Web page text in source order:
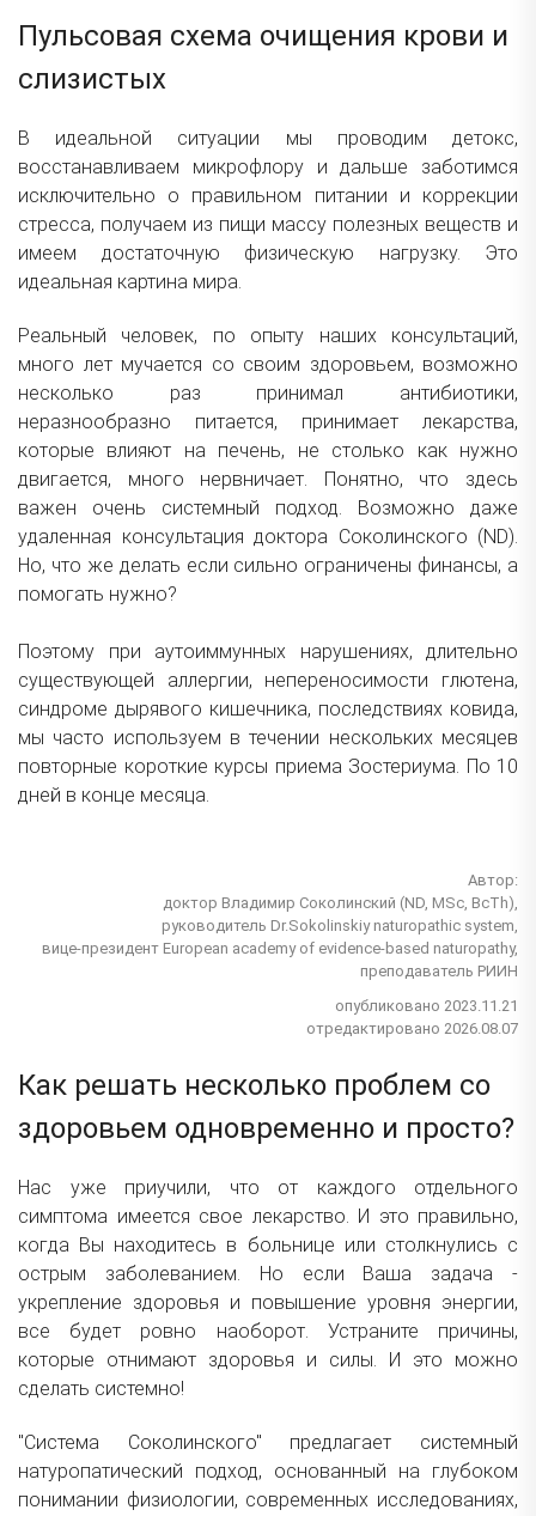
Пульсовая схема очищения крови и
слизистых
В идеальной ситуации мы проводим детокс,
восстанавливаем микрофлору и дальше заботимся
исключительно о правильном питании и коррекции
стресса, получаем из пищи массу полезных веществ и
имеем достаточную физическую нагрузку. Это
идеальная картина мира.
Реальный человек, по опыту наших консультаций,
много лет мучается со своим здоровьем, возможно
несколько раз принимал антибиотики,
неразнообразно питается, принимает лекарства,
которые влияют на печень, не столько как нужно
двигается, много нервничает. Понятно, что здесь
важен очень системный подход. Возможно даже
удаленная консультация доктора Соколинского (ND).
Но, что же делать если сильно ограничены финансы, а
помогать нужно?
Поэтому при аутоиммунных нарушениях, длительно
существующей аллергии, непереносимости глютена,
синдроме дырявого кишечника, последствиях ковида,
мы часто используем в течении нескольких месяцев
повторные короткие курсы приема Зостериума. По 10
дней в конце месяца.
Автор:
доктор Владимир Соколинский (ND, MSc, BcTh),
руководитель Dr.Sokolinskiy naturopathic system,
вице-президент European academy of evidence-based naturopathy,
преподаватель РИИН
опубликовано 2023.11.21
отредактировано 2026.08.07
Как решать несколько проблем со
здоровьем одновременно и просто?
Нас уже приучили, что от каждого отдельного
симптома имеется свое лекарство. И это правильно,
когда Вы находитесь в больнице или столкнулись с
острым заболеванием. Но если Ваша задача -
укрепление здоровья и повышение уровня энергии,
все будет ровно наоборот. Устраните причины,
которые отнимают здоровья и силы. И это можно
сделать системно!
"Система Соколинского" предлагает системный
натуропатический подход, основанный на глубоком
понимании физиологии, современных исследованиях,